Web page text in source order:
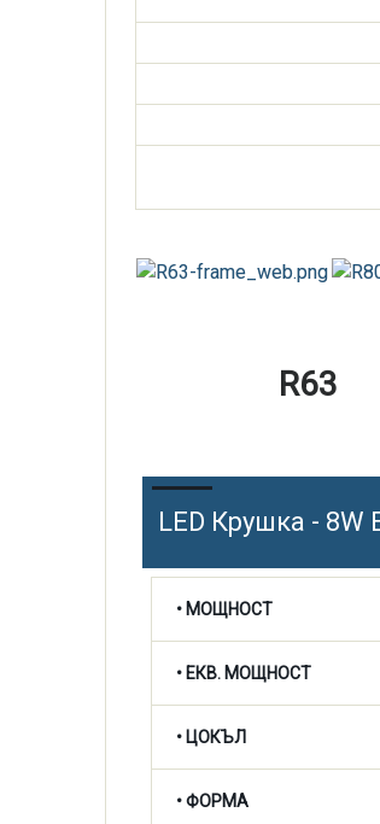
R63
LED Крушка - 8W
• МОЩНОСТ
• ЕКВ. МОЩНОСТ
• ЦОКЪЛ
• ФОРМА